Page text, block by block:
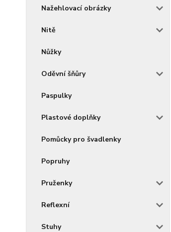
Nažehlovací obrázky
Nitě
Nůžky
Oděvní šňůry
Paspulky
Plastové doplňky
Pomůcky pro švadlenky
Popruhy
Pruženky
Reflexní
Stuhy